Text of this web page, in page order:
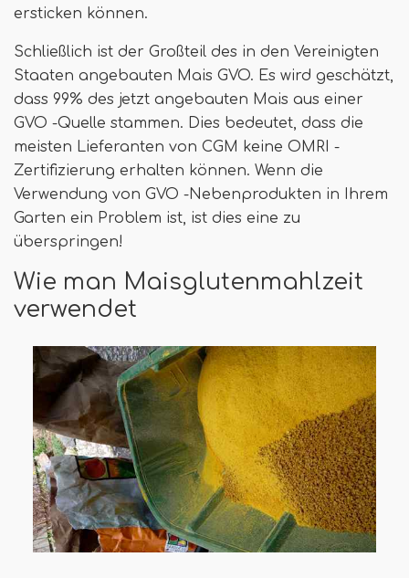
ersticken können.
Schließlich ist der Großteil des in den Vereinigten
Staaten angebauten Mais GVO. Es wird geschätzt,
dass 99% des jetzt angebauten Mais aus einer
GVO -Quelle stammen. Dies bedeutet, dass die
meisten Lieferanten von CGM keine OMRI -
Zertifizierung erhalten können. Wenn die
Verwendung von GVO -Nebenprodukten in Ihrem
Garten ein Problem ist, ist dies eine zu
überspringen!
Wie man Maisglutenmahlzeit
verwendet